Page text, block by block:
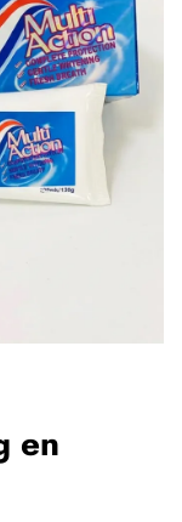
en